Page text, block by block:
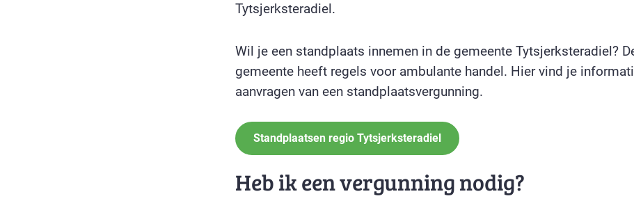
Tytsjerksteradiel.
Wil je een standplaats innemen in de gemeente Tytsjerksteradiel?
gemeente heeft regels voor ambulante handel. Hier vind je
aanvragen van een standplaatsvergunning.
Standplaatsen regio Tytsjerksteradiel
Heb ik een vergunning nodig?